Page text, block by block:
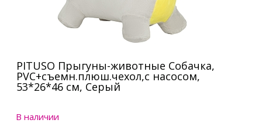
PITUSO Прыгуны-животные Собачка,
PVC+съемн.плюш.чехол,с насосом,
53*26*46 см, Серый
В наличии